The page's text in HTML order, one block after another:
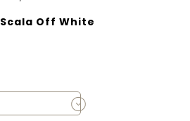
Off White